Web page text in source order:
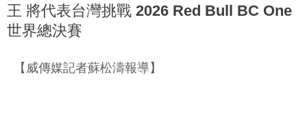
王 將代表台灣挑戰 2026 Red Bull BC One
世界總決賽
【威傳媒記者蘇松濤報導】